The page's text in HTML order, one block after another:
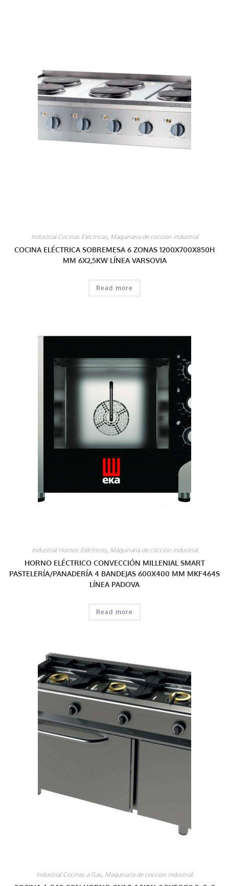
Industrial Cocinas Eléctricas, Maquinaria de coccion industrial
COCINA ELÉCTRICA SOBREMESA 6 ZONAS 1200X700X850H
MM 6X2,5KW LÍNEA VARSOVIA
Read more
Industrial Hornos Eléctricos, Maquinaria de coccion industrial
HORNO ELÉCTRICO CONVECCIÓN MILLENIAL SMART
PASTELERÍA/PANADERÍA 4 BANDEJAS 600X400 MM MKF464S
LÍNEA PADOVA
Read more
Industrial Cocinas a Gas, Maquinaria de coccion industrial